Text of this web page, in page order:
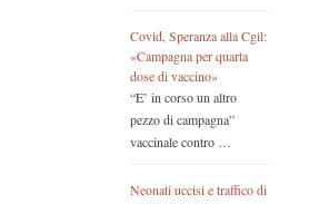
Covid, Speranza alla Cgil:
«Campagna per quarta
dose di vaccino»
“E’ in corso un altro
pezzo di campagna”
vaccinale contro …
Neonati uccisi e traffico di